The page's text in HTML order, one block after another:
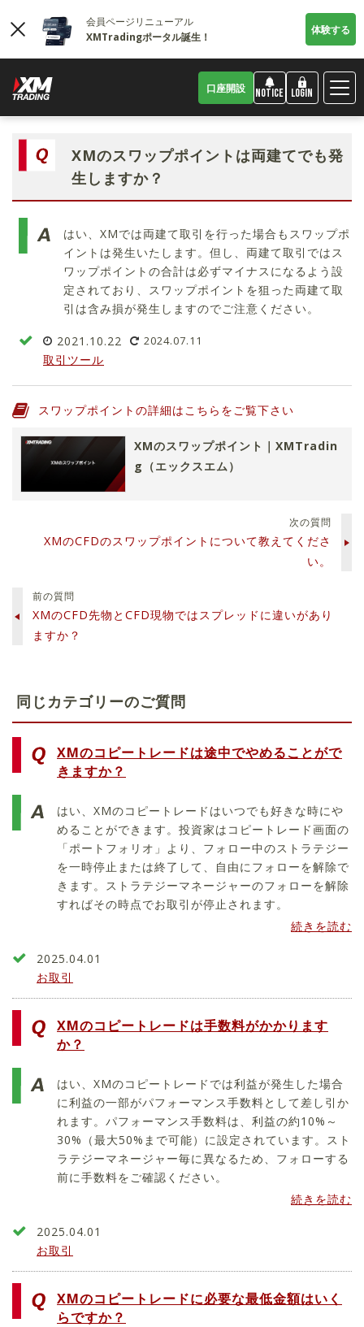
会員ページリニューアル
XMTradingポータル誕生！
体験する
口座開設 NOTICE LOGIN
XMのスワップポイントは両建てでも発
生しますか？
はい、XMでは両建て取引を行った場合もスワップポ
イントは発生いたします。但し、両建て取引ではス
ワップポイントの合計は必ずマイナスになるよう設
定されており、スワップポイントを狙った両建て取
引は含み損が発生しますのでご注意ください。
2021.10.22 2024.07.11
取引ツール
スワップポイントの詳細はこちらをご覧下さい
XMのスワップポイント｜XMTradin
g（エックスエム）
前の質問
XMのCFD先物とCFD現物ではスプレッドに違いがあり
ますか？
次の質問
XMのCFDのスワップポイントについて教えてくださ
い。
同じカテゴリーのご質問
XMのコピートレードは途中でやめることがで
きますか？
はい、XMのコピートレードはいつでも好きな時にや
めることができます。投資家はコピートレード画面の
「ポートフォリオ」より、フォロー中のストラテジー
を一時停止または終了して、自由にフォローを解除で
きます。ストラテジーマネージャーのフォローを解除
すればその時点でお取引が停止されます。
続きを読む
2025.04.01
お取引
XMのコピートレードは手数料がかかります
か？
はい、XMのコピートレードでは利益が発生した場合
に利益の一部がパフォーマンス手数料として差し引か
れます。パフォーマンス手数料は、利益の約10%～
30%（最大50%まで可能）に設定されています。スト
ラテジーマネージャー毎に異なるため、フォローする
前に手数料をご確認ください。
続きを読む
2025.04.01
お取引
XMのコピートレードに必要な最低金額はいく
らですか？